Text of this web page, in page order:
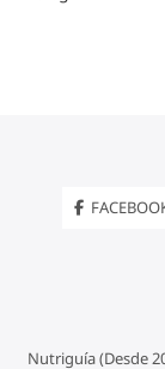
Nutriguía (Desde